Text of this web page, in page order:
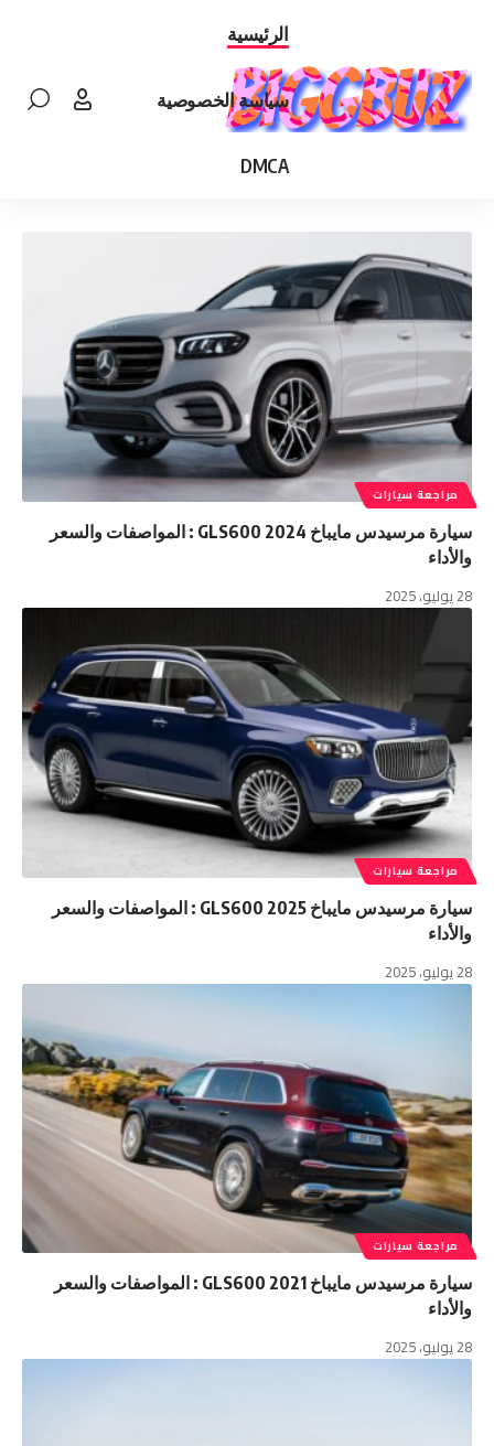
الرئيسية
سياسة الخصوصية
DMCA
مراجعة سيارات
سيارة مرسيدس مايباخ GLS600 2024 : المواصفات والسعر
والأداء
28 يوليو، 2025
مراجعة سيارات
سيارة مرسيدس مايباخ GLS600 2025 : المواصفات والسعر
والأداء
28 يوليو، 2025
مراجعة سيارات
سيارة مرسيدس مايباخ GLS600 2021 : المواصفات والسعر
والأداء
28 يوليو، 2025